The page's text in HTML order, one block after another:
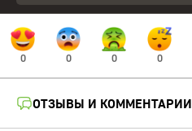
0 0 0 0
ОТЗЫВЫ И КОММЕНТАРИИ